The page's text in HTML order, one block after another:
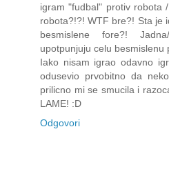
igram "fudbal" protiv robota
robota?!?! WTF bre?! Sta je
besmislene fore?!
upotpunjuju celu besmislenu
Iako nisam igrao odavno
odusevio prvobitno da
prilicno mi se smucila i
LAME! :D
Odgovori